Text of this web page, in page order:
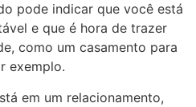
pode indicar que você está
e que é hora de trazer
como um casamento para
exemplo.
em um relacionamento,